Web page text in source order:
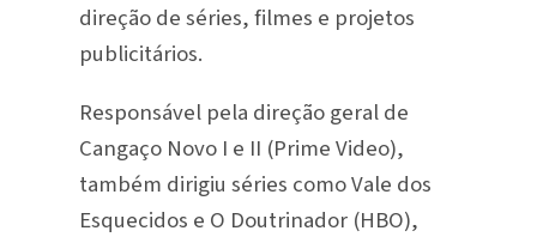
direção de séries, filmes e projetos
publicitários.
Responsável pela direção geral de
Cangaço Novo I e II (Prime Video),
também dirigiu séries como Vale dos
Esquecidos e O Doutrinador (HBO),